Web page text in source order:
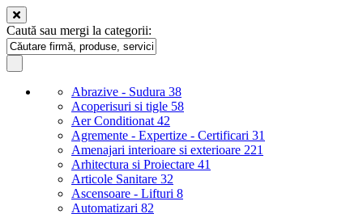
Caută sau mergi la categorii:
Abrazive - Sudura 38
Acoperisuri si tigle 58
Aer Conditionat 42
Agremente - Expertize - Certificari 31
Amenajari interioare si exterioare 221
Arhitectura si Proiectare 41
Articole Sanitare 32
Ascensoare - Lifturi 8
Automatizari 82